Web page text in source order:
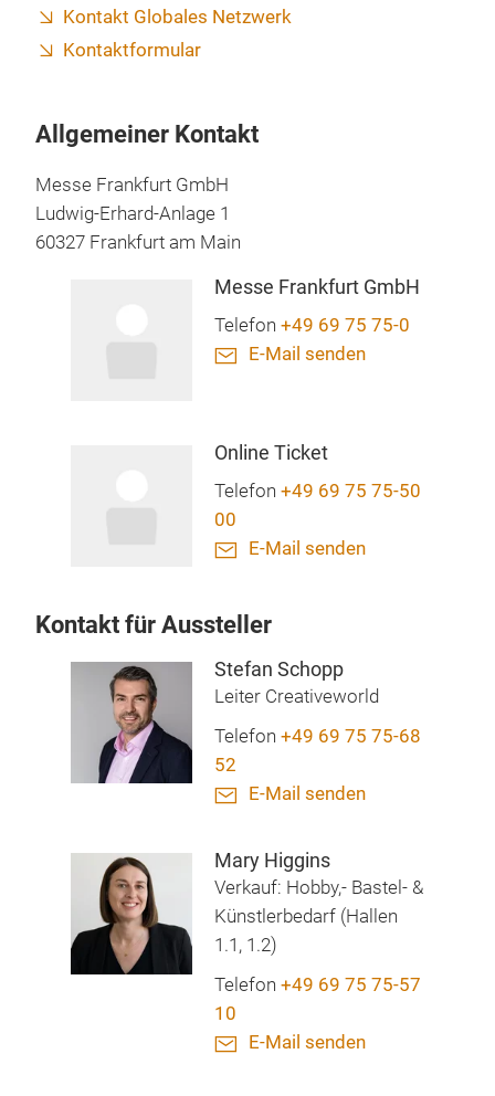
Kontakt Globales Netzwerk
Kontaktformular
Allgemeiner Kontakt
Messe Frankfurt GmbH
Ludwig-Erhard-Anlage 1
60327 Frankfurt am Main
Messe Frankfurt GmbH
Telefon +49 69 75 75-0
E-Mail senden
Online Ticket
Telefon +49 69 75 75-50
00
E-Mail senden
Kontakt für Aussteller
Stefan Schopp
Leiter Creativeworld
Telefon +49 69 75 75-68
52
E-Mail senden
Mary Higgins
Verkauf: Hobby,- Bastel- &
Künstlerbedarf (Hallen
1.1, 1.2)
Telefon +49 69 75 75-57
10
E-Mail senden